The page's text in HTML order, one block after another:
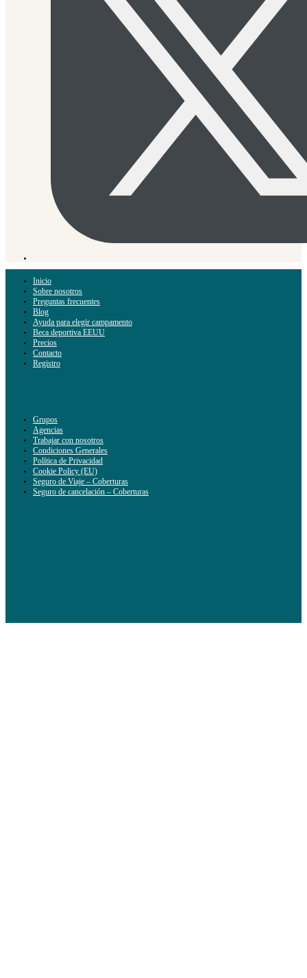
Inicio
Sobre nosotros
Preguntas frecuentes
Blog
Ayuda para elegir campamento
Beca deportiva EEUU
Precios
Contacto
Registro
Grupos
Agencias
Trabajar con nosotros
Condiciones Generales
Política de Privacidad
Cookie Policy (EU)
Seguro de Viaje – Coberturas
Seguro de cancelación – Coberturas